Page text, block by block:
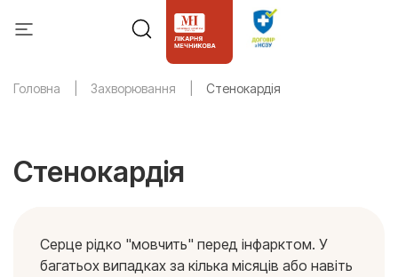
Головна Захворювання Стенокардія
Стенокардія
Серце рідко "мовчить" перед інфарктом. У
багатьох випадках за кілька місяців або навіть